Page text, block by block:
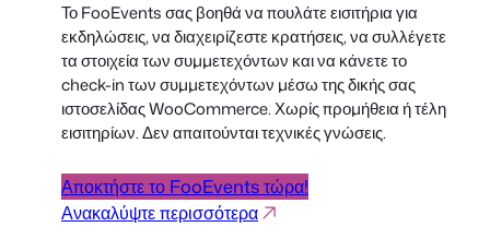
Το FooEvents σας βοηθά να πουλάτε εισιτήρια για
εκδηλώσεις, να διαχειρίζεστε κρατήσεις, να συλλέγετε
τα στοιχεία των συμμετεχόντων και να κάνετε το
check-in των συμμετεχόντων μέσω της δικής σας
ιστοσελίδας WooCommerce. Χωρίς προμήθεια ή τέλη
εισιτηρίων. Δεν απαιτούνται τεχνικές γνώσεις.
Αποκτήστε το FooEvents τώρα!
Ανακαλύψτε περισσότερα